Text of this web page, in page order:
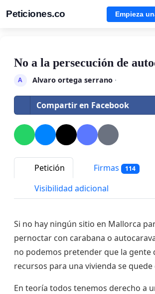
Peticiones.co Empieza
No a la persecución de
A Alvaro ortega serrano·
Compartir en Facebook
Petición Firmas 114
Visibilidad adicional
Si no hay ningún sitio en Mallorca
pernoctar con carabana o
no podemos pretender que la gente
recursos para una vivienda se quede
En teoría todos tenemos derecho a